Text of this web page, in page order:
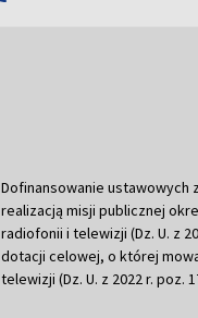
Dofinansowanie ustawowych
realizacją misji publicznej
radiofonii i telewizji (Dz. U. z
dotacji celowej, o której
telewizji (Dz. U. z 2022 r. poz.